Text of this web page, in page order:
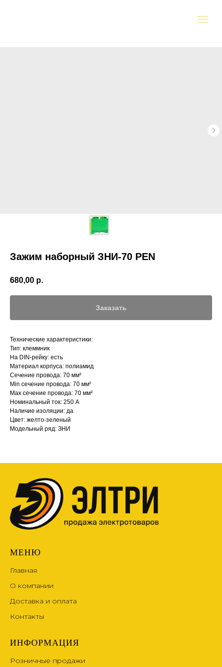
Зажим наборный ЗНИ-70 PEN
680,00 р.
Заказать
Технические характеристики:
Тип: клеммник
На DIN-рейку: есть
Материал корпуса: полиамид
Сечение провода: 70 мм²
Min сечение провода: 70 мм²
Max сечение провода: 70 мм²
Номинальный ток: 250 А
Наличие изоляции: да
Цвет: желто-зеленый
Модельный ряд: ЗНИ
МЕНЮ
Главная
О компании
Доставка и оплата
Контакты
ИНФОРМАЦИЯ
Розничные продажи